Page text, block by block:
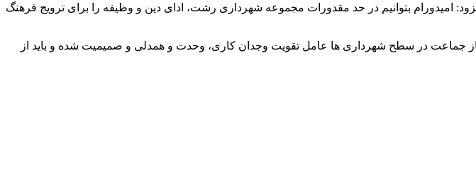
بتوانیم در حد مقدورات مجموعه شهرداری رشت، ادای دین و وظیفه را برای ترویج فرهنگ
جماعت در سطح شهرداری ها عامل تقویت وجدان کاری، وحدت و همدلی و صمیمیت شده و باید از